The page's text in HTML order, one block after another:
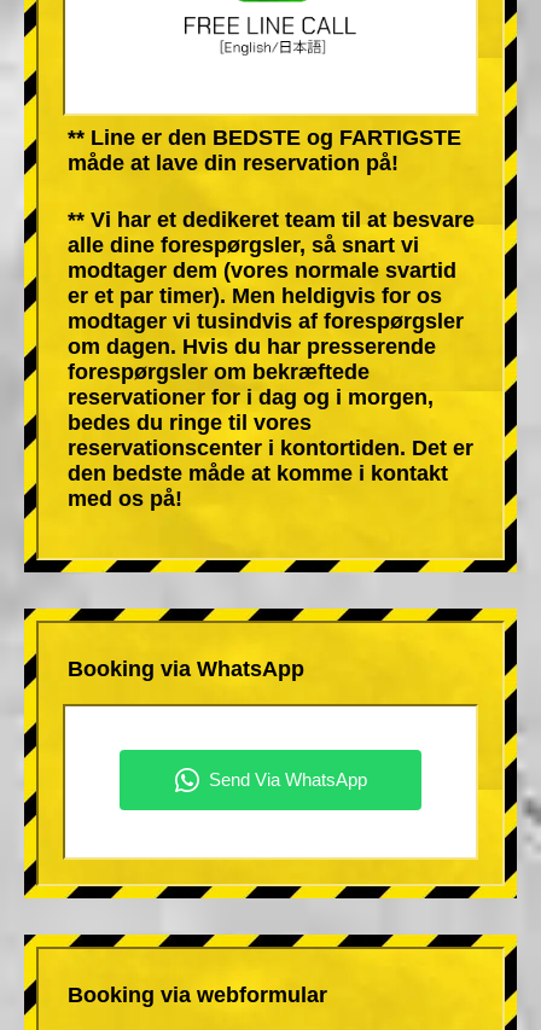
** Line er den BEDSTE og FARTIGSTE
måde at lave din reservation på!
** Vi har et dedikeret team til at besvare
alle dine forespørgsler, så snart vi
modtager dem (vores normale svartid
er et par timer). Men heldigvis for os
modtager vi tusindvis af forespørgsler
om dagen. Hvis du har presserende
forespørgsler om bekræftede
reservationer for i dag og i morgen,
bedes du ringe til vores
reservationscenter i kontortiden. Det er
den bedste måde at komme i kontakt
med os på!
Booking via WhatsApp
Booking via webformular